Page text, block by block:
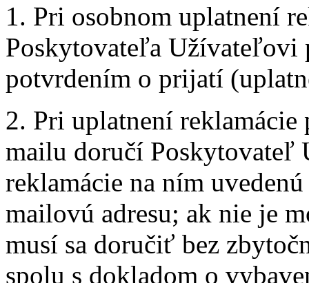
1. Pri osobnom uplatnení
Poskytovateľa
potvrdením o prijatí
2. Pri uplatnení reklamácie
mailu doručí
reklamácie na ním
mailovú adresu; ak nie je
musí sa doručiť bez
spolu s dokladom o